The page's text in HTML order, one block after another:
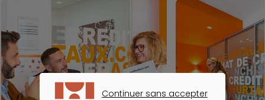
Continuer sans accepter